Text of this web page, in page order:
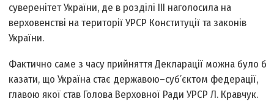
суверенітет України, де в розділі ІІІ наголосила на
верховенстві на території УРСР Конституції та законів
України.
Фактично саме з часу прийняття Декларації можна було б
казати, що Україна стає державою–суб’єктом федерації,
главою якої став Голова Верховної Ради УРСР Л. Кравчук.